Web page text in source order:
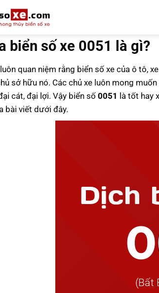
biển số xe 0051 là gì?
quan niệm rằng biển số xe của ô tô,
sở hữu nó. Các chủ xe luôn mong
cát, đại lợi. Vậy biển số 0051 là tốt hay
bài viết dưới đây.